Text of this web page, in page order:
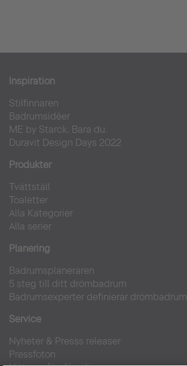
Inspiration
Stilfinnaren
Badrumsidéer
ME by Starck. Bara du.
Duravit Design Days 2022
Produkter
Tvättställ
Toaletter
Alla Kategorier
Alla serier
Planering
Badrumsplaneraren
5 steg till ditt drömbadrum
Badrumsexperter definierar drömbadrum
Service
Nyheter & Presss releaser
Pressfoton